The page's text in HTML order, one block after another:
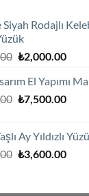
Siyah Rodajlı
Orijinal
₺2,300.00.
₺2,000.00Şu
fiyat:
El Yapımı
Orijinal
₺7,500.00Şu
Ay Yıldızlı
Orijinal
₺3,600.00Şu